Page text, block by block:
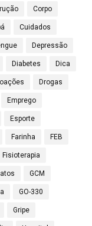
Corpo
Cuidados
Depressão
Diabetes Dica
Drogas
Emprego
Esporte
Farinha FEB
Fisioterapia
GCM
GO-330
Gripe